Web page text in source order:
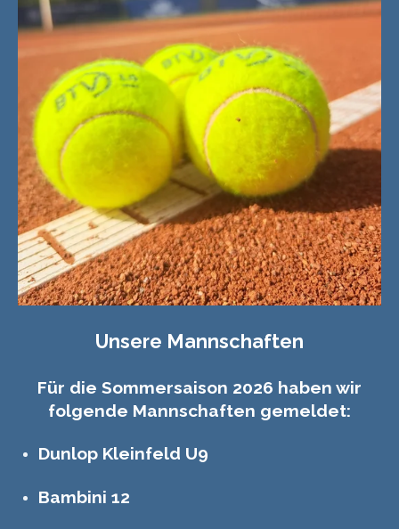
Unsere Mannschaften
Für die Sommersaison 2026 haben wir
folgende Mannschaften gemeldet:
Dunlop Kleinfeld U9
Bambini 12